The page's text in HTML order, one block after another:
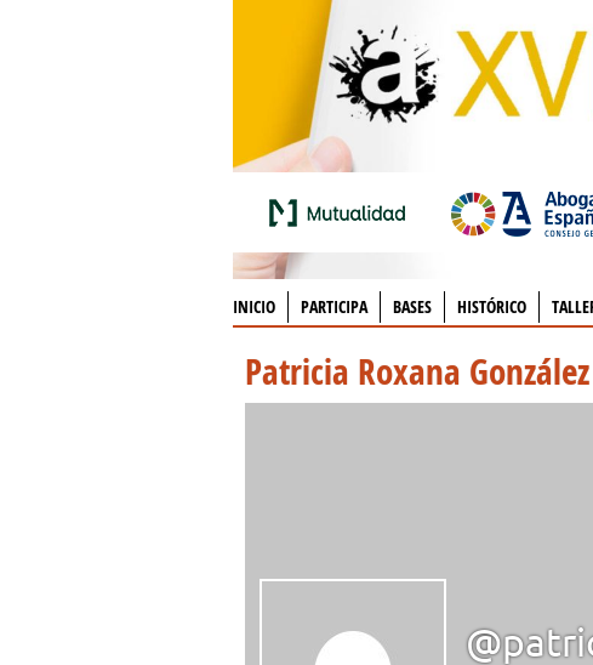
INICIO PARTICIPA BASES HISTÓRICO
Patricia Roxana